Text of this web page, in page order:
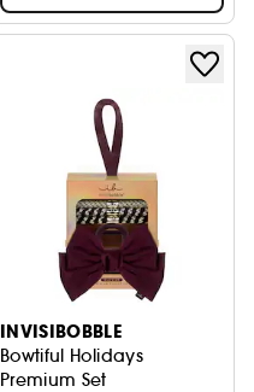
INVISIBOBBLE
Bowtiful Holidays
Premium Set